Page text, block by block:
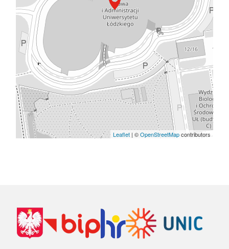
Leaflet| ©OpenStreetMapcontributors